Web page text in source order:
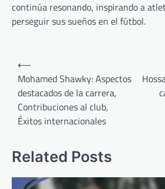
continúa resonando, inspirando a
perseguir sus sueños en el fútbol.
Post
navigation
⟵
Mohamed Shawky: Aspectos
destacados de la carrera,
Contribuciones al club,
Éxitos internacionales
Related Posts